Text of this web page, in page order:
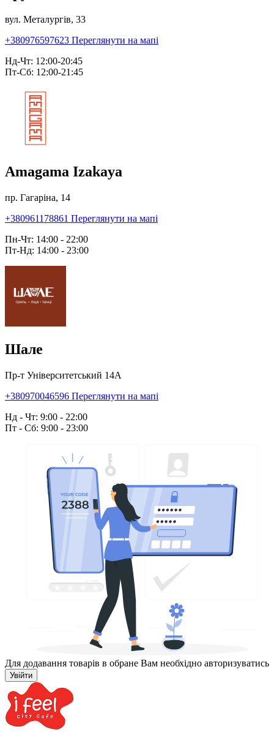
вул. Металургів, 33
+380976597623 Переглянути на мапі
Нд-Чт: 12:00-20:45
Пт-Сб: 12:00-21:45
Amagama Izakaya
пр. Гагаріна, 14
+380961178861 Переглянути на мапі
Пн-Чт: 14:00 - 22:00
Пт-Нд: 14:00 - 23:00
Шале
Пр-т Університетський 14А
+380970046596 Переглянути на мапі
Нд - Чт: 9:00 - 22:00
Пт - Сб: 9:00 - 23:00
Для додавання товарів в обране Вам необхідно авторизуватись
Увійти